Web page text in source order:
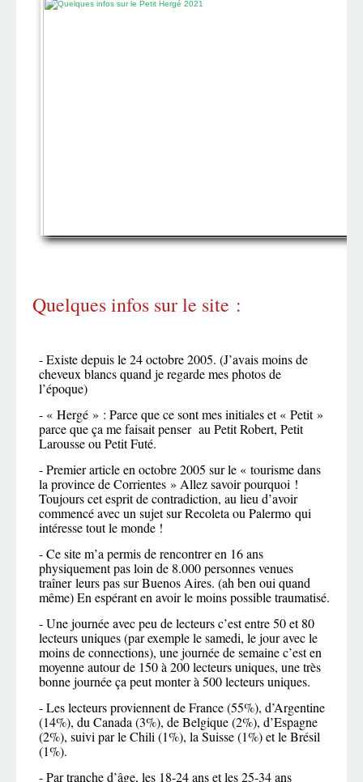
Quelques infos sur le site :
- Existe depuis le 24 octobre 2005. (J’avais moins de
cheveux blancs quand je regarde mes photos de
l’époque)
- « Hergé » : Parce que ce sont mes initiales et « Petit »
parce que ça me faisait penser au Petit Robert, Petit
Larousse ou Petit Futé.
- Premier article en octobre 2005 sur le « tourisme dans
la province de Corrientes » Allez savoir pourquoi !
Toujours cet esprit de contradiction, au lieu d’avoir
commencé avec un sujet sur Recoleta ou Palermo qui
intéresse tout le monde !
- Ce site m’a permis de rencontrer en 16 ans
physiquement pas loin de 8.000 personnes venues
traîner leurs pas sur Buenos Aires. (ah ben oui quand
même) En espérant en avoir le moins possible traumatisé.
- Une journée avec peu de lecteurs c’est entre 50 et 80
lecteurs uniques (par exemple le samedi, le jour avec le
moins de connections), une journée de semaine c’est en
moyenne autour de 150 à 200 lecteurs uniques, une très
bonne journée ça peut monter à 500 lecteurs uniques.
- Les lecteurs proviennent de France (55%), d’Argentine
(14%), du Canada (3%), de Belgique (2%), d’Espagne
(2%), suivi par le Chili (1%), la Suisse (1%) et le Brésil
(1%).
- Par tranche d’âge, les 18-24 ans et les 25-34 ans